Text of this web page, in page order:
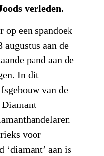
verleden.
op een spandoek
augustus aan de
pand aan de
In dit
van de
Diamant
voor
‘diamant’ aan is